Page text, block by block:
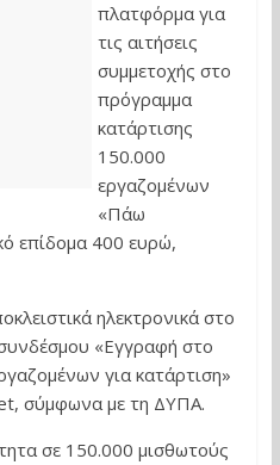
πλατφόρμα για
τις αιτήσεις
συμμετοχής στο
πρόγραμμα
κατάρτισης
150.000
εργαζομένων
«Πάω
επίδομα 400 ευρώ,
ηλεκτρονικά στο
«Εγγραφή στο
για κατάρτιση»
σύμφωνα με τη ΔΥΠΑ.
σε 150.000 μισθωτούς